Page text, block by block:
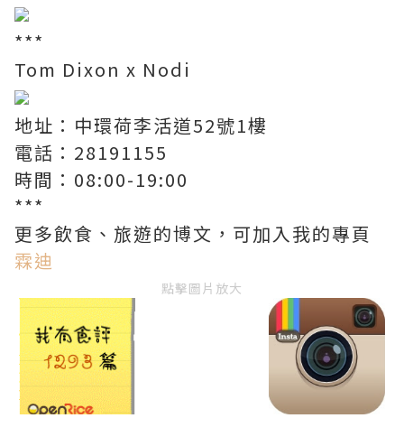
***
Tom Dixon x Nodi
地址：中環荷李活道52號1樓
電話：28191155
時間：08:00-19:00
***
更多飲食、旅遊的博文，可加入我的專頁
霖迪
點擊圖片放大